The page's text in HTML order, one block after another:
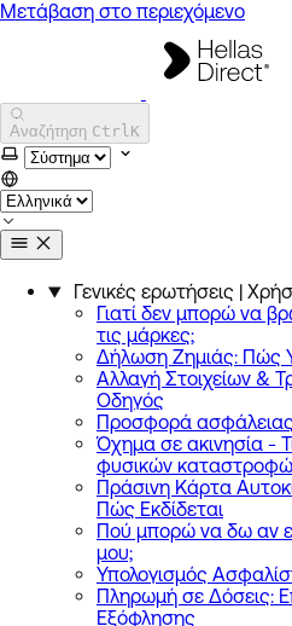
Μετάβαση στο περιεχόμενο
Αναζήτηση CtrlK
Επιλογή χρωματικού θέματος
Γενικές ερωτήσεις |
Γιατί δεν μπορώ να
τις μάρκες;
Δήλωση Ζημιάς: Πώς
Αλλαγή Στοιχείων &
Οδηγός
Προσφορά
Όχημα σε ακινησία -
φυσικών
Πράσινη Κάρτα
Πώς Εκδίδεται
Πού μπορώ να δω αν
μου;
Υπολογισμός
Πληρωμή σε Δόσεις:
Εξόφλησης